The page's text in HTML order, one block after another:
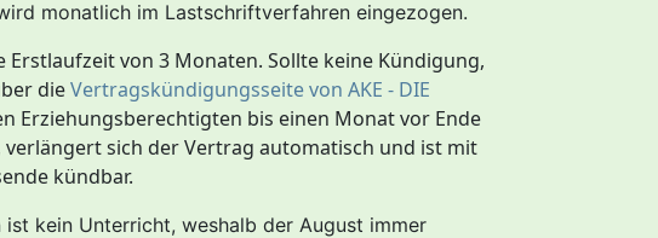
monatlich im Lastschriftverfahren eingezogen.
von 3 Monaten. Sollte keine Kündigung,
dieVertragskündigungsseite von AKE - DIE
Erziehungsberechtigten bis einen Monat vor Ende
verlängert sich der Vertrag automatisch und ist mit
kündbar.
ist kein Unterricht, weshalb der August immer